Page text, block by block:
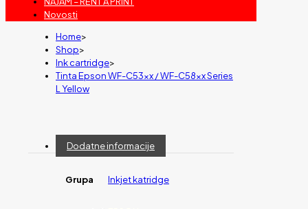
Novosti
Home>
Shop>
Ink cartridge>
Tinta Epson WF-C53xx / WF-C58xx Series
L Yellow
Dodatne informacije
Grupa Inkjet katridge